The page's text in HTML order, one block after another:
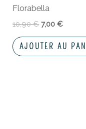
Florabella
10,90€ 7,00€
AJOUTER AU